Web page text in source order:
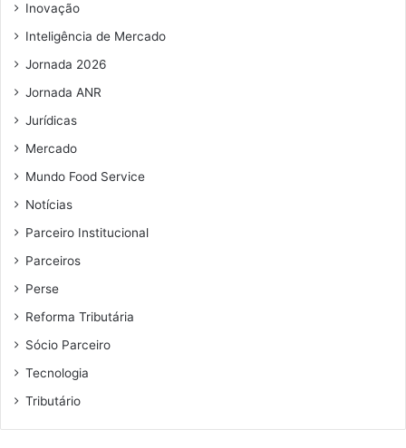
Inovação
Inteligência de Mercado
Jornada 2026
Jornada ANR
Jurídicas
Mercado
Mundo Food Service
Notícias
Parceiro Institucional
Parceiros
Perse
Reforma Tributária
Sócio Parceiro
Tecnologia
Tributário